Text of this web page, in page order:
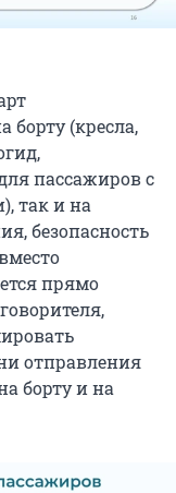
борту (кресла,
пассажиров с
так и на
безопасность
прямо
отправления
борту и на